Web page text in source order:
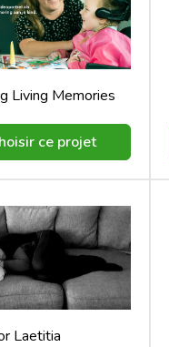
Living Memories
ce projet
Laetitia